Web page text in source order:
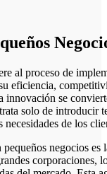
al proceso de
eficiencia,
innovación se
solo de introducir
de los
negocios es
corporaciones,